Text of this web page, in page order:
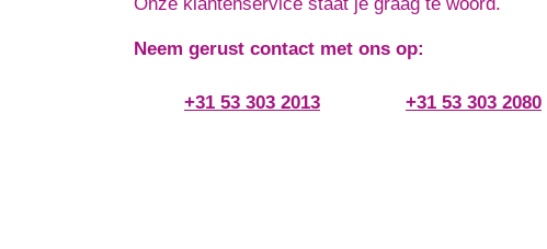
Neem gerust contact met ons op:
+31 53 303 2013 +31 53 303 2080